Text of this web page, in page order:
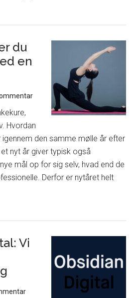
du
en
Hvordan
den samme mølle år efter
nyt år giver typisk også
mål op for sig selv, hvad end de
Derfor er nytåret helt
Vi